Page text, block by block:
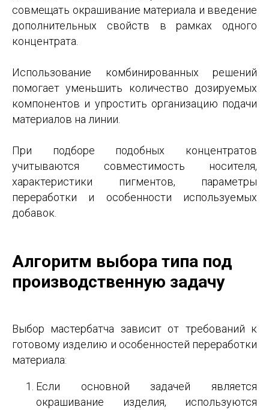
совмещать окрашивание материала и введение
дополнительных свойств в рамках одного
концентрата.
Использование комбинированных решений
помогает уменьшить количество дозируемых
компонентов и упростить организацию подачи
материалов на линии.
При подборе подобных концентратов
учитываются совместимость носителя,
характеристики пигментов, параметры
переработки и особенности используемых
добавок.
Алгоритм выбора типа под
производственную задачу
Выбор мастербатча зависит от требований к
готовому изделию и особенностей переработки
материала:
Если основной задачей является
окрашивание изделия, используются